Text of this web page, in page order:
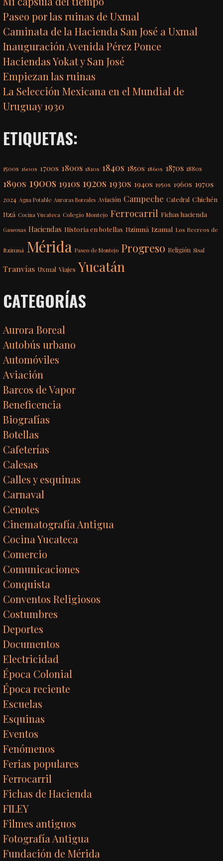
Paseo por las ruinas de Uxmal
Caminata de la Hacienda San José a Uxmal
Inauguración Avenida Pérez Ponce
Haciendas Yokat y San José
Empiezan las ruinas
La Selección Mexicana en el Mundial de
Uruguay 1930
ETIQUETAS:
1500s 1600s 1700s 1800s 1810s 1840s 1850s 1860s 1870s 1880s
1890s 1900s 1910s 1920s 1930s 1940s 1950s 1960s 1970s
2024 Agua Potable Auroras Boreales Aviación Campeche Catedral Chichén
Itzá Cocina Yucateca Colegio Montejo Ferrocarril Fichas hacienda
Gaseosas Haciendas Historia en botellas Itzimná Izamal Los Recreos de
Itzimná Mérida Paseo de Montejo Progreso Religión Sisal
Tranvías Uxmal Viajes Yucatán
CATEGORÍAS
Aurora Boreal
Autobús urbano
Automóviles
Aviación
Barcos de Vapor
Beneficencia
Biografías
Botellas
Cafeterías
Calesas
Calles y esquinas
Carnaval
Cenotes
Cinematografía Antigua
Cocina Yucateca
Comercio
Comunicaciones
Conquista
Conventos Religiosos
Costumbres
Deportes
Documentos
Electricidad
Época Colonial
Época reciente
Escuelas
Esquinas
Eventos
Fenómenos
Ferias populares
Ferrocarril
Fichas de Hacienda
FILEY
Filmes antiguos
Fotografía Antigua
Fundación de Mérida